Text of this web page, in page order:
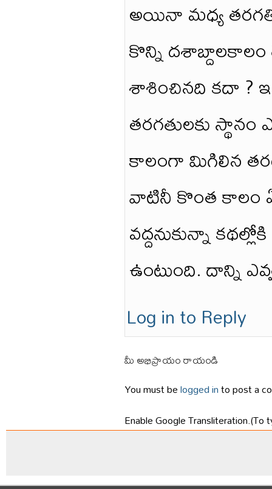
అయినా మధ్య
కొన్ని దశాబ్దాలకాలం
శాశించినది కదా ?
తరగతులకు స్థానం
కాలంగా మిగిలిన
వాటినీ కొంత కాలం
వద్దనుకున్నా
ఉంటుంది. దాన్ని
Log in to Reply
మీ అభిప్రాయం రాయండి
You must belogged into post a
Enable Google